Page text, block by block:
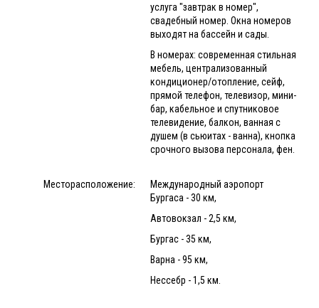
услуга "завтрак в номер",
свадебный номер. Окна номеров
выходят на бассейн и сады.
В номерах: современная стильная
мебель, централизованный
кондиционер/отопление, сейф,
прямой телефон, телевизор, мини-
бар, кабельное и спутниковое
телевидение, балкон, ванная с
душем (в сьюитах - ванна), кнопка
срочного вызова персонала, фен.
Месторасположение:
Международный аэропорт
Бургаса - 30 км,
Автовокзал - 2,5 км,
Бургас - 35 км,
Варна - 95 км,
Нессебр - 1,5 км.